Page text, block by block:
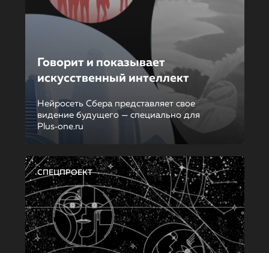
Говорит и показывает
искусственный интеллект
Нейросеть Сбера представляет свое
видение будущего — специально для
Plus‑one.ru
СПЕЦПРОЕКТ